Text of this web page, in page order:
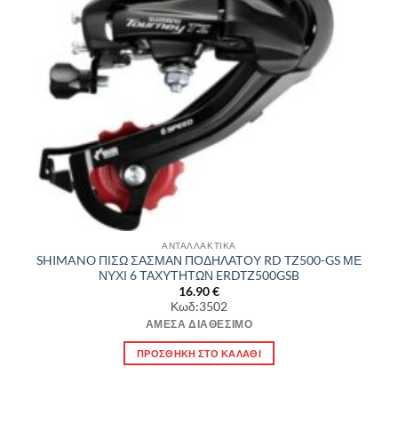
ΑΝΤΑΛΛΑΚΤΙΚΑ
SHIMANO ΠΙΣΩ ΣΑΣΜΑΝ ΠΟΔΗΛΑΤΟΥ RD TZ500-GS ΜΕ
ΝΥΧΙ 6 ΤΑΧΥΤΗΤΩΝ ERDTZ500GSB
16.90€
Κωδ:3502
ΆΜΕΣΑ ΔΙΑΘΈΣΙΜΟ
ΠΡΟΣΘΉΚΗ ΣΤΟ ΚΑΛΆΘΙ